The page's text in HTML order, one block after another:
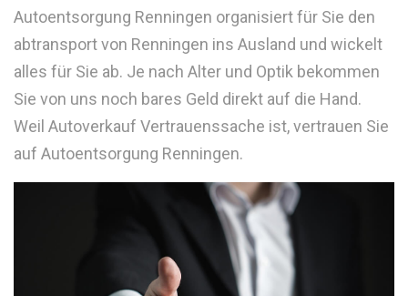
Autoentsorgung Renningen organisiert für Sie den
abtransport von Renningen ins Ausland und wickelt
alles für Sie ab. Je nach Alter und Optik bekommen
Sie von uns noch bares Geld direkt auf die Hand.
Weil Autoverkauf Vertrauenssache ist, vertrauen Sie
auf Autoentsorgung Renningen.